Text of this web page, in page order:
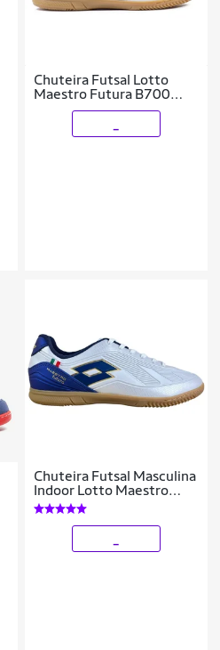
Chuteira Futsal Lotto
Maestro Futura B700
Masculina
Chuteira Futsal Masculina
Indoor Lotto Maestro
Futura